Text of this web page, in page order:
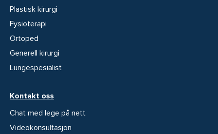
Plastisk kirurgi
Fysioterapi
Ortoped
Generell kirurgi
Lungespesialist
Kontakt oss
Chat med lege på nett
Videokonsultasjon